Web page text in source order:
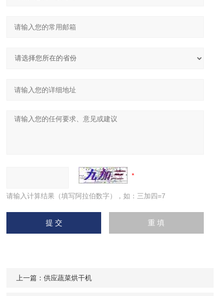
请输入计算结果（填写阿拉伯数字），如：三加四=7
上一篇：供应蔬菜烘干机